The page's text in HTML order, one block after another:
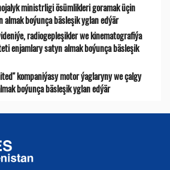
ministrligi ösümlikleri goramak üçin
boýunça bäsleşik yglan edýär
radio­gepleşikler we kinematografiýa
enjamlary satyn almak boýunça bäsleşik
kompaniýasy motor ýaglaryny we çalgy
boýunça bäsleşik yglan edýär